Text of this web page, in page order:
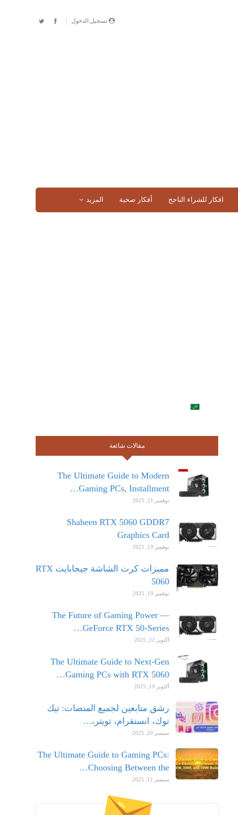
تسجيل الدخول
افكار للشراء الناجح أفكار صحية المزيد
مقالات شائعة
The Ultimate Guide to Modern
Gaming PCs, Installment…
نوفمبر 21, 2025
Shaheen RTX 5060 GDDR7
Graphics Card
نوفمبر 19, 2025
مميزات كرت الشاشة جيجابايت RTX
5060
نوفمبر 19, 2025
The Future of Gaming Power —
GeForce RTX 50-Series…
أكتوبر 22, 2025
The Ultimate Guide to Next-Gen
Gaming PCs with RTX 5060…
أكتوبر 19, 2025
رشق متابعين لجميع المنصات: تيك
توك، انستقرام، تويتر،…
سبتمبر 20, 2025
The Ultimate Guide to Gaming PCs:
Choosing Between the…
سبتمبر 12, 2025